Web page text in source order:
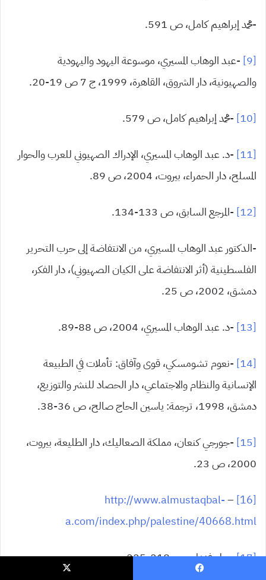
-محمد إبراهيم كامل، ص 591.
[9]
-عبد الوهاب المسيري، موسوعة اليهود واليهودية
والصهيونية، دار الشروق، القاهرة، 1999، ج 7 ص 19-20.
[10] -محمد إبراهيم كامل، ص 579.
[11]
-د. عبد الوهاب المسيري، الإدراك الصهيوني للعرب والحوار
المسلح، دار الحمراء، بيروت، 2004، ص 89.
[12] -المرجع السابق، ص 133-134.
-الدكتور عبد الوهاب المسيري، من الانتفاضة إلى حرب التحرير
الفلسطينية (أثر الانتفاضة على الكيان الصهيوني)، دار الفكر،
دمشق، 2002، ص 25.
[13] -د. عبد الوهاب المسيري، 2004، ص 88-89.
[14]
-نعوم تشومسكي، قوى وآفاق: تأملات في الطبيعة
الإنسانية والنظام والاجتماعي، دار الحصاد للنشر والتوزيع،
دمشق، 1998، ترجمة: ياسين الحاج صالح، ص 36-38.
[15]
-جورجي كنعان، مملكة الصعاليك، دار الطليعة، بيروت،
2000، ص 23.
[16]
–
http://www.almustaqbal-
a.com/index.php/palestine/40668.html
[17]
-بول فندلي، ص 218-225.